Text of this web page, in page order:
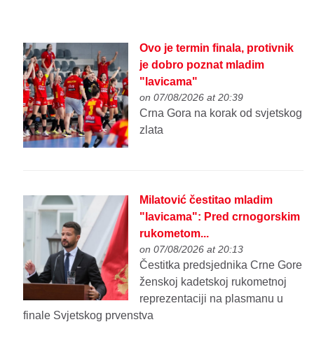
Ovo je termin finala, protivnik
je dobro poznat mladim
"lavicama"
on 07/08/2026 at 20:39
Crna Gora na korak od svjetskog
zlata
Milatović čestitao mladim
"lavicama": Pred crnogorskim
rukometom...
on 07/08/2026 at 20:13
Čestitka predsjednika Crne Gore
ženskoj kadetskoj rukometnoj
reprezentaciji na plasmanu u
finale Svjetskog prvenstva